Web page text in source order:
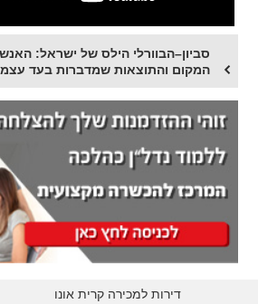
סביון–הבוורלי הילס של ישראל:
המקום והתוצאות שמדברות בעד
דירות למכירה קרית אונו